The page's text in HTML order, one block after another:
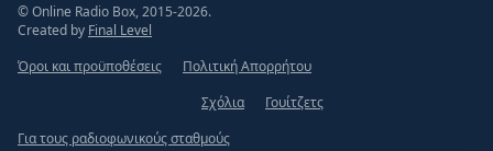
© Online Radio Box, 2015-2026.
Created by Final Level
Όροι και προϋποθέσεις
Πολιτική Απορρήτου
Σχόλια
Γουίτζετς
Για τους ραδιοφωνικούς σταθμούς